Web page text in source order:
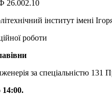
26.002.10
інститут імені
роботи
за спеціальністю 131
14:00.